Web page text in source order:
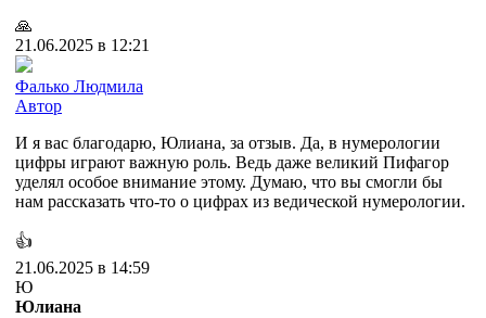
🙏
21.06.2025 в 12:21
Фалько Людмила
Автор
И я вас благодарю, Юлиана, за отзыв. Да, в нумерологии
цифры играют важную роль. Ведь даже великий Пифагор
уделял особое внимание этому. Думаю, что вы смогли бы
нам рассказать что-то о цифрах из ведической нумерологии.
👍
21.06.2025 в 14:59
Ю
Юлиана